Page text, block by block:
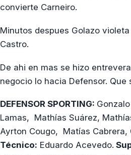
convierte Carneiro.
Minutos despues Golazo
Castro.
De ahi en mas se hizo
negocio lo hacia Defensor.
DEFENSOR SPORTING:
Lamas, Mathías Suárez,
Ayrton Cougo, Matías Cabrera,
Técnico: Eduardo Acevedo.